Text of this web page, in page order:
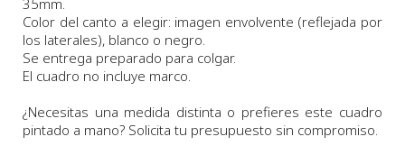
Color del canto a elegir: imagen envolvente (reflejada por
los laterales), blanco o negro.
Se entrega preparado para colgar.
El cuadro no incluye marco.
¿Necesitas una medida distinta o prefieres este cuadro
pintado a mano? Solicita tu presupuesto sin compromiso.